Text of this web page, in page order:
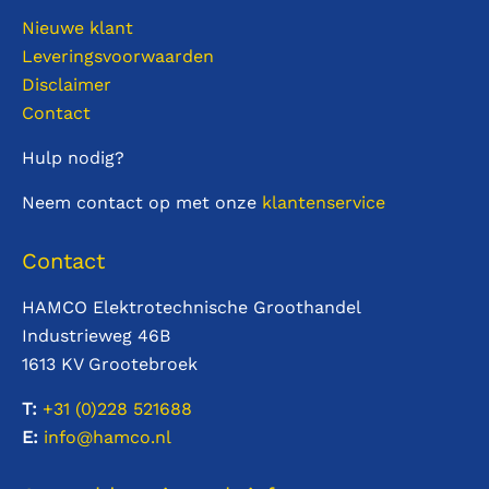
Nieuwe klant
Leveringsvoorwaarden
Disclaimer
Contact
Hulp nodig?
Neem contact op met onze klantenservice
Contact
HAMCO Elektrotechnische Groothandel
Industrieweg 46B
1613 KV Grootebroek
T: +31 (0)228 521688
E: info@hamco.nl